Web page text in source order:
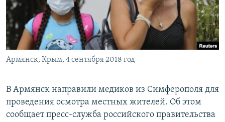
ПОБЕДИТЕЛЕЙ НЕ СУДЯТ?
КРЫМ.НЕПОКОРЕННЫЙ
ELIFBE
УКРАИНСКАЯ ПРОБЛЕМА КРЫМА
ПРИСОЕДИНЯЙТЕСЬ!
Армянск, Крым, 4 сентября 2018 год
В Армянск направили медиков из Симферополя для
проведения осмотра местных жителей. Об этом
сообщает пресс-служба российского правительства